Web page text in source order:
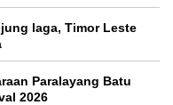
laga, Timor Leste
Paralayang Batu
2026